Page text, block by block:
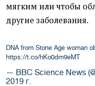
мягким или чтобы
другие заболевания.
DNA from Stone Age woman
https://t.co/hKo0dm9eMT
— BBC Science News
2019 г.